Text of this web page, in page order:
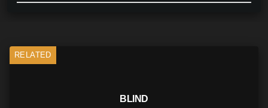
RELATED
BLIND